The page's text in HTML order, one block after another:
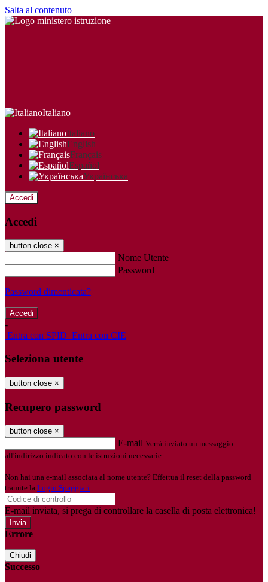
Salta al contenuto
Italiano
Italiano
English
Français
Español
Українська
Accedi
Accedi
button close ×
Nome Utente
Password
Password dimenticata?
-
Entra con SPID Entra con CIE
Seleziona utente
button close ×
Recupero password
button close ×
E-mail Verrà inviato un messaggio
all'indirizzo indicato con le istruzioni necessarie.
Non hai una e-mail associata al nome utente? Effettua il reset della password
tramite la Login Spaggiari
E-mail inviata, si prega di controllare la casella di posta elettronica!
Errore
Chiudi
Successo